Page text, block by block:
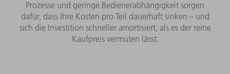
Prozesse und geringe Bedienerabhängigkeit sorgen
dafür, dass Ihre Kosten pro Teil dauerhaft sinken – und
sich die Investition schneller amortisiert, als es der reine
Kaufpreis vermuten lässt.